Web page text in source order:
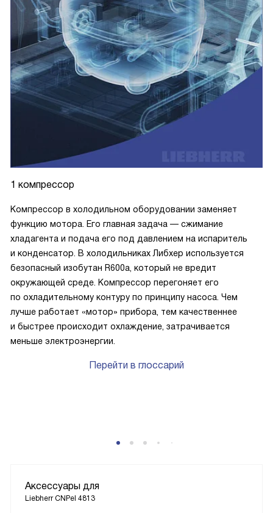
1 компрессор
Компрессор в холодильном оборудовании заменяет
функцию мотора. Его главная задача — сжимание
хладагента и подача его под давлением на испаритель
и конденсатор. В холодильниках Либхер используется
безопасный изобутан R600a, который не вредит
окружающей среде. Компрессор перегоняет его
по охладительному контуру по принципу насоса. Чем
лучше работает «мотор» прибора, тем качественнее
и быстрее происходит охлаждение, затрачивается
меньше электроэнергии.
Перейти в глоссарий
Аксессуары для
Liebherr CNPel 4813